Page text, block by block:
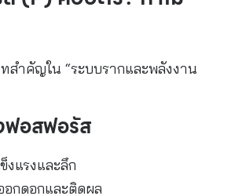
ำคัญใน “ระบบรากและพลังงาน
ฟอสฟอรัส
งแรงและลึก
อกดอกและติดผล